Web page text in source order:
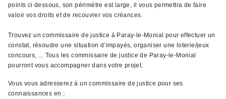
points ci dessous, son périmètre est large, il vous permettra de faire
valoir vos droits et de recouvrer vos créances.
Trouvez un commissaire de justice à Paray-le-Monial pour effectuer un
constat, résoudre une situation d’impayés, organiser une loterie/jeux
concours, ... Tous les commissaire de justice de Paray-le-Monial
pourront vous accompagner dans votre projet.
Vous vous adresserez à un commissaire de justice pour ses
connaissances en ;